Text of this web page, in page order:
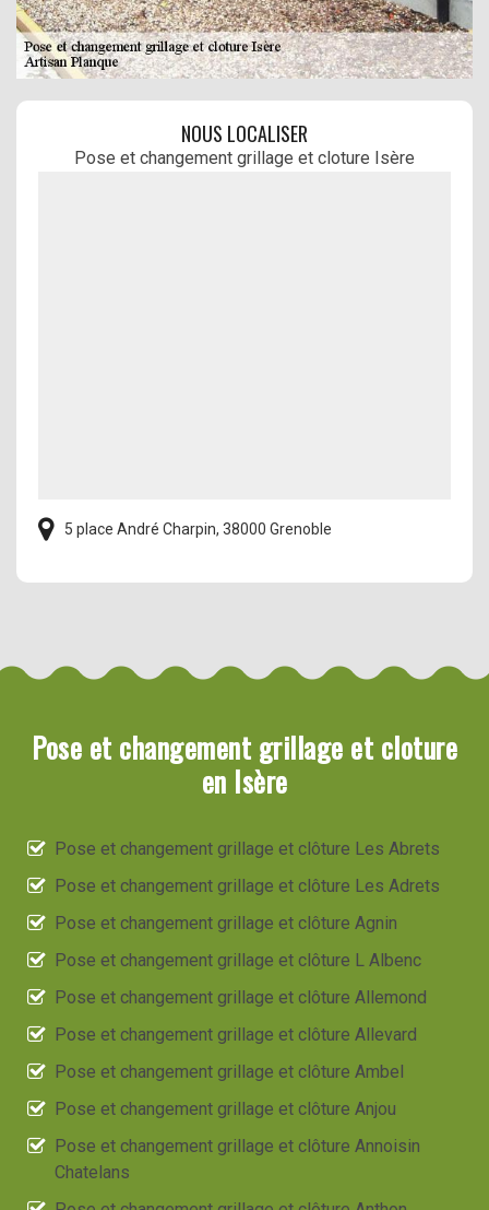
NOUS LOCALISER
Pose et changement grillage et cloture Isère
5 place André Charpin, 38000 Grenoble
Pose et changement grillage et cloture
en Isère
Pose et changement grillage et clôture Les Abrets
Pose et changement grillage et clôture Les Adrets
Pose et changement grillage et clôture Agnin
Pose et changement grillage et clôture L Albenc
Pose et changement grillage et clôture Allemond
Pose et changement grillage et clôture Allevard
Pose et changement grillage et clôture Ambel
Pose et changement grillage et clôture Anjou
Pose et changement grillage et clôture Annoisin
Chatelans